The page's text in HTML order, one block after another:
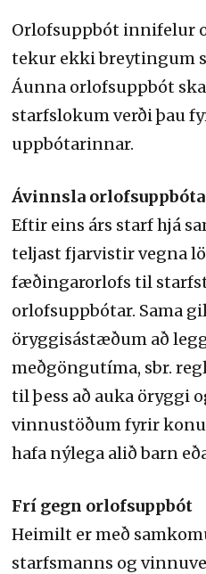
Orlofsuppbót innifelur
tekur ekki breytingum
Áunna orlofsuppbót
starfslokum verði þau
uppbótarinnar.
Ávinnsla
Eftir eins árs starf hjá
teljast fjarvistir vegna
fæðingarorlofs til
orlofsuppbótar. Sama
öryggis­ástæðum að
meðgöngutíma, sbr.
til þess að auka öryggi
vinnustöðum fyrir
hafa nýlega alið barn
Frí gegn orlofsuppbót
Heimilt er með
starfsmanns og